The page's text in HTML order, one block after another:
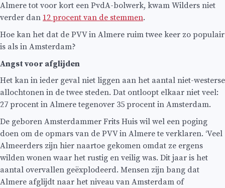
Almere tot voor kort een PvdA-bolwerk, kwam Wilders niet
verder dan 12 procent van de stemmen.
Hoe kan het dat de PVV in Almere ruim twee keer zo populair
is als in Amsterdam?
Angst voor afglijden
Het kan in ieder geval niet liggen aan het aantal niet-westerse
allochtonen in de twee steden. Dat ontloopt elkaar niet veel:
27 procent in Almere tegenover 35 procent in Amsterdam.
De geboren Amsterdammer Frits Huis wil wel een poging
doen om de opmars van de PVV in Almere te verklaren. ‘Veel
Almeerders zijn hier naartoe gekomen omdat ze ergens
wilden wonen waar het rustig en veilig was. Dit jaar is het
aantal overvallen geëxplodeerd. Mensen zijn bang dat
Almere afglijdt naar het niveau van Amsterdam of